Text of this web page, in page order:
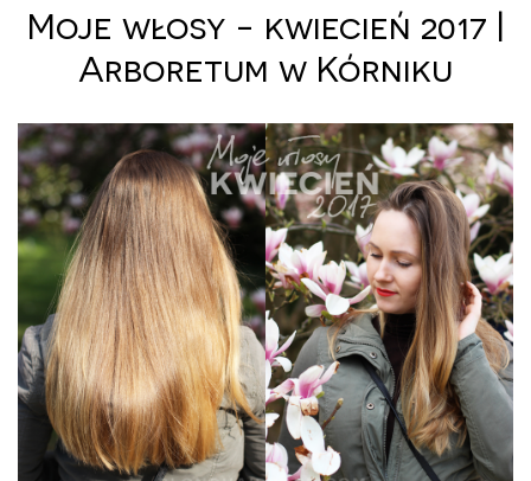
Moje włosy - kwiecień 2017 |
Arboretum w Kórniku